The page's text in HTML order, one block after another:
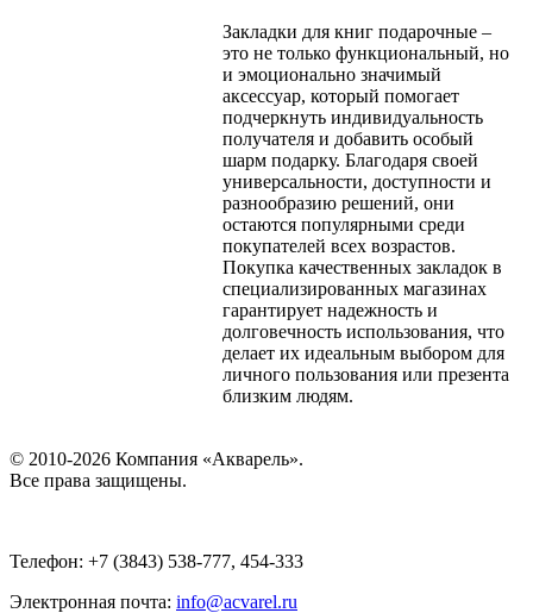
Закладки для книг подарочные –
это не только функциональный, но
и эмоционально значимый
аксессуар, который помогает
подчеркнуть индивидуальность
получателя и добавить особый
шарм подарку. Благодаря своей
универсальности, доступности и
разнообразию решений, они
остаются популярными среди
покупателей всех возрастов.
Покупка качественных закладок в
специализированных магазинах
гарантирует надежность и
долговечность использования, что
делает их идеальным выбором для
личного пользования или презента
близким людям.
© 2010-2026 Компания «Акварель».
Все права защищены.
Телефон: +7 (3843) 538-777, 454-333
Электронная почта: info@acvarel.ru